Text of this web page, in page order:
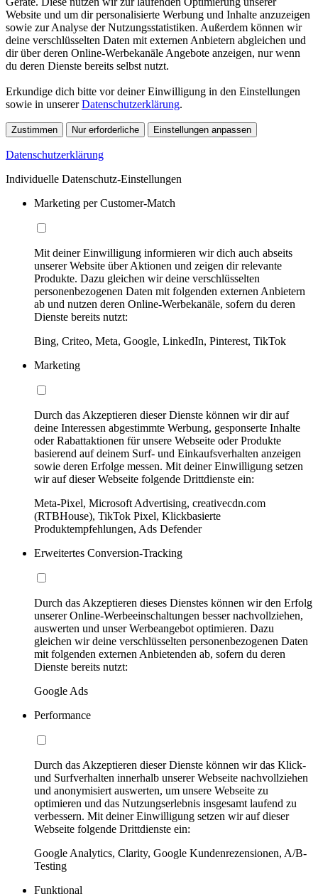
Website und um dir personalisierte Werbung und Inhalte anzuzeigen
sowie zur Analyse der Nutzungsstatistiken. Außerdem können wir
deine verschlüsselten Daten mit externen Anbietern abgleichen und
dir über deren Online-Werbekanäle Angebote anzeigen, nur wenn
du deren Dienste bereits selbst nutzt.
Erkundige dich bitte vor deiner Einwilligung in den Einstellungen
sowie in unsererDatenschutzerklärung.
Zustimmen Nur erforderliche Einstellungen anpassen
Datenschutzerklärung
Individuelle Datenschutz-Einstellungen
Marketing per Customer-Match
Mit deiner Einwilligung informieren wir dich auch abseits
unserer Website über Aktionen und zeigen dir relevante
Produkte. Dazu gleichen wir deine verschlüsselten
personenbezogenen Daten mit folgenden externen Anbietern
ab und nutzen deren Online-Werbekanäle, sofern du deren
Dienste bereits nutzt:
Bing, Criteo, Meta, Google, LinkedIn, Pinterest, TikTok
Marketing
Durch das Akzeptieren dieser Dienste können wir dir auf
deine Interessen abgestimmte Werbung, gesponserte Inhalte
oder Rabattaktionen für unsere Webseite oder Produkte
basierend auf deinem Surf- und Einkaufsverhalten anzeigen
sowie deren Erfolge messen. Mit deiner Einwilligung setzen
wir auf dieser Webseite folgende Drittdienste ein:
Meta-Pixel, Microsoft Advertising, creativecdn.com
(RTBHouse), TikTok Pixel, Klickbasierte
Produktempfehlungen, Ads Defender
Erweitertes Conversion-Tracking
Durch das Akzeptieren dieses Dienstes können wir den Erfolg
unserer Online-Werbeeinschaltungen besser nachvollziehen,
auswerten und unser Werbeangebot optimieren. Dazu
gleichen wir deine verschlüsselten personenbezogenen Daten
mit folgenden externen Anbietenden ab, sofern du deren
Dienste bereits nutzt:
Google Ads
Performance
Durch das Akzeptieren dieser Dienste können wir das Klick-
und Surfverhalten innerhalb unserer Webseite nachvollziehen
und anonymisiert auswerten, um unsere Webseite zu
optimieren und das Nutzungserlebnis insgesamt laufend zu
verbessern. Mit deiner Einwilligung setzen wir auf dieser
Webseite folgende Drittdienste ein:
Google Analytics, Clarity, Google Kundenrezensionen, A/B-
Testing
Funktional